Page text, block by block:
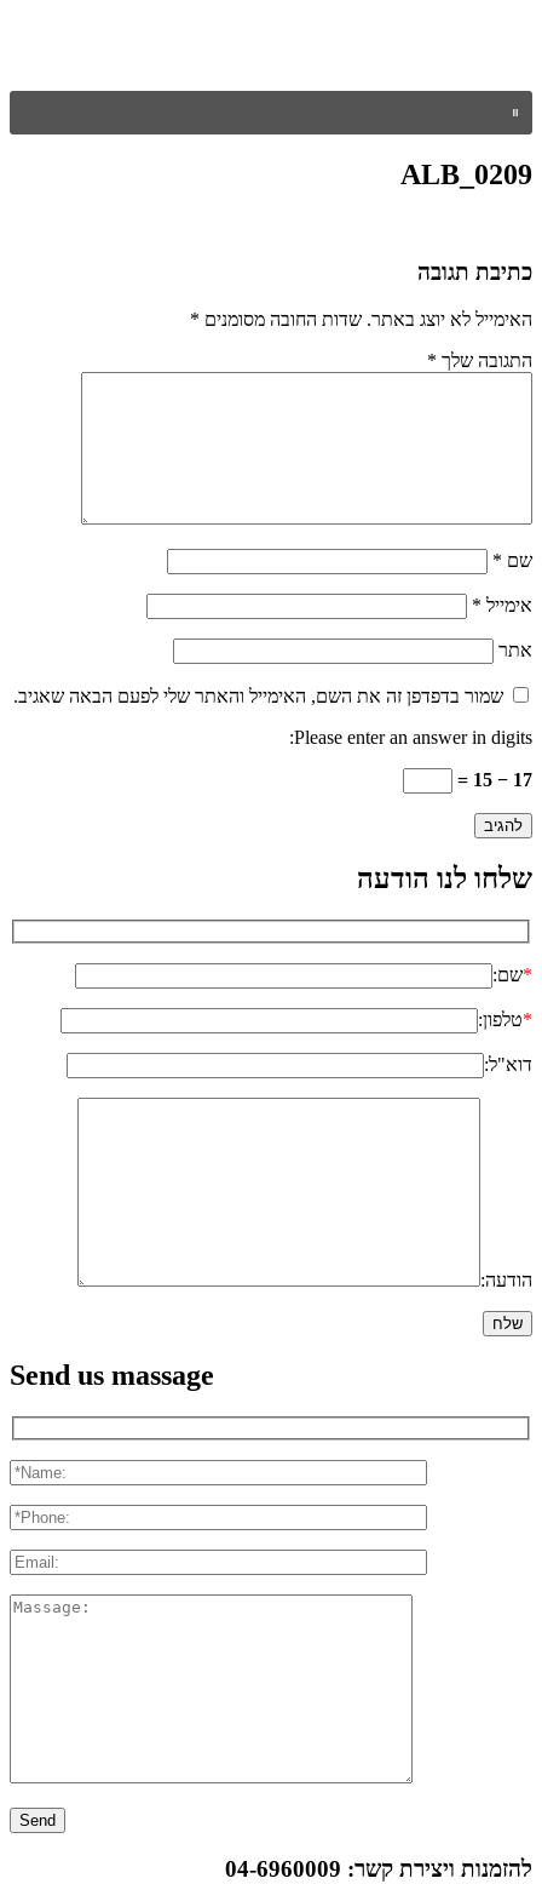
ALB_0209
כתיבת תגובה
האימייל לא יוצג באתר. שדות החובה מסומנים *
התגובה שלך *
שם *
אימייל *
אתר
שמור בדפדפן זה את השם, האימייל והאתר שלי לפעם הבאה שאגיב.
Please enter an answer in digits:
17 − 15 =
שלחו לנו הודעה
*שם:
*טלפון:
דוא"ל:
הודעה:
Send us massage
להזמנות ויצירת קשר: